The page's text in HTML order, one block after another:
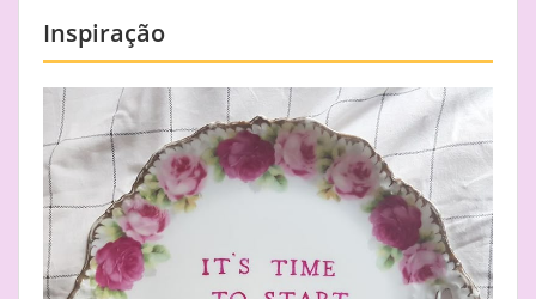
Inspiração